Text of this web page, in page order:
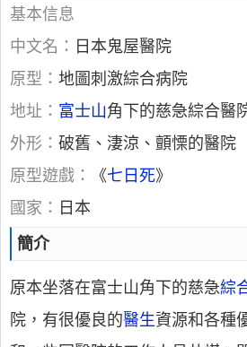
基本信息
中文名： 日本鬼屋醫院
原型： 地圖刺激綜合病院
地址： 富士山角下的慈急綜合醫
外形： 破舊、淒涼、顫慄的醫院
原型遊戲：
《七日死》
國家： 日本
簡介
原本坐落在富士山角下的慈急綜
院，有很優良的醫生資源和各種